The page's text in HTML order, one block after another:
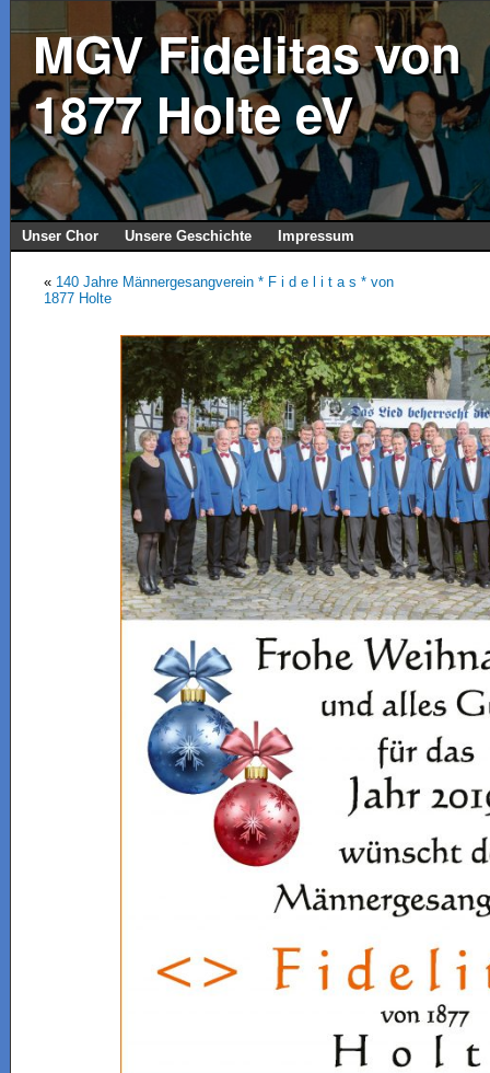
MGV Fidelitas von
1877 Holte eV
Unser Chor Unsere Geschichte Impressum
« 140 Jahre Männergesangverein * F i d e l i t a s * von
1877 Holte